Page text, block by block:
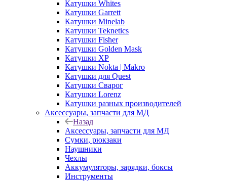
Катушки Whites
Катушки Garrett
Катушки Minelab
Катушки Teknetics
Катушки Fisher
Катушки Golden Mask
Катушки XP
Катушки Nokta | Makro
Катушки для Quest
Катушки Сварог
Катушки Lorenz
Катушки разных производителей
Аксессуары, запчасти для МД
Назад
Аксессуары, запчасти для МД
Сумки, рюкзаки
Наушники
Чехлы
Аккумуляторы, зарядки, боксы
Инструменты